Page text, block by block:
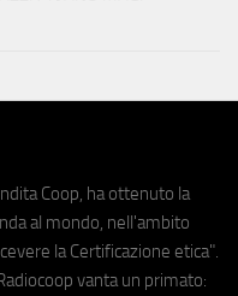
Coop, ha ottenuto la
al mondo, nell'ambito
la Certificazione etica".
vanta un primato: